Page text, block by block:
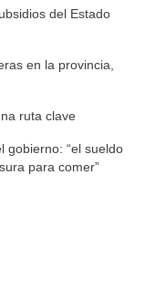
del Estado
en la provincia,
ruta clave
gobierno: “el sueldo
para comer”